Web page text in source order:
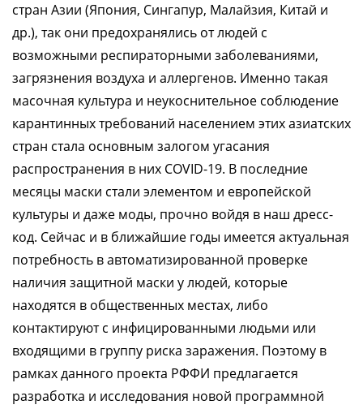
стран Азии (Япония, Сингапур, Малайзия, Китай и
др.), так они предохранялись от людей с
возможными респираторными заболеваниями,
загрязнения воздуха и аллергенов. Именно такая
масочная культура и неукоснительное соблюдение
карантинных требований населением этих азиатских
стран стала основным залогом угасания
распространения в них COVID-19. В последние
месяцы маски стали элементом и европейской
культуры и даже моды, прочно войдя в наш дресс-
код. Сейчас и в ближайшие годы имеется актуальная
потребность в автоматизированной проверке
наличия защитной маски у людей, которые
находятся в общественных местах, либо
контактируют с инфицированными людьми или
входящими в группу риска заражения. Поэтому в
рамках данного проекта РФФИ предлагается
разработка и исследования новой программной